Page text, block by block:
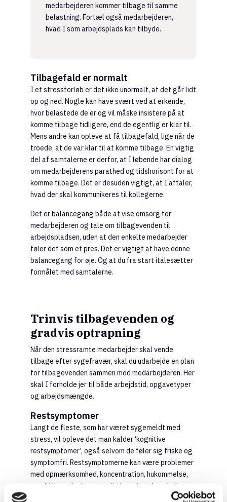
medarbejderen kommer tilbage til samme
belastning. Fortæl også medarbejderen,
hvad I som arbejdsplads kan tilbyde.
Tilbagefald er normalt
I et stressforløb er det ikke unormalt, at det går lidt
op og ned. Nogle kan have svært ved at erkende,
hvor belastede de er og vil måske insistere på at
komme tilbage tidligere, end de egentlig er klar til.
Mens andre kan opleve at få tilbagefald, lige når de
troede, at de var klar til at komme tilbage. En vigtig
del af samtalerne er derfor, at I løbende har dialog
om medarbejderens parathed og tidshorisont for at
komme tilbage. Det er desuden vigtigt, at I aftaler,
hvad der skal kommunikeres til kollegerne.
Det er balancegang både at vise omsorg for
medarbejderen og tale om tilbagevenden til
arbejdspladsen, uden at den enkelte medarbejder
føler det som et pres. Det er vigtigt at have denne
balancegang for øje. Og at du fra start italesætter
formålet med samtalerne.
Trinvis tilbagevenden og
gradvis optrapning
Når den stressramte medarbejder skal vende
tilbage efter sygefravær, skal du udarbejde en plan
for tilbagevenden sammen med medarbejderen. Her
skal I forholde jer til både arbejdstid, opgavetyper
og arbejdsmængde.
Restsymptomer
Langt de fleste, som har været sygemeldt med
stress, vil opleve det man kalder ‘kognitive
restsymptomer’, også selvom de føler sig friske og
symptomfri. Restsymptomerne kan være problemer
med opmærksomhed, koncentration, hukommelse,
overblik og planlægning. Det ses typisk ved, at
medarbejderen kan have svært ved at planlægge